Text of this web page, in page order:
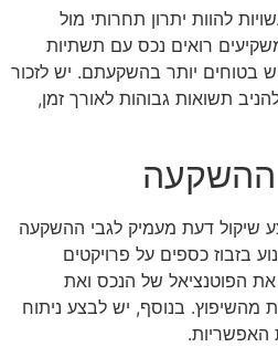
להוות יתרון תחרותי מול
רואים נכס עם תשתיות
בטוחים יותר בהשקעתם. יש לזכור
תשואות גבוהות לאורך זמן,
ההשקעה
שיקול דעת מעמיק לגבי ההשקעה
בזבוז כספים על פרויקטים
הפוטנציאל של הנכס ואת
מהשיפוץ. בנוסף, יש לבצע ניתוח
האפשריות.